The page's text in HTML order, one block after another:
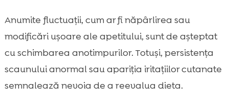
Anumite fluctuații, cum ar fi năpârlirea sau
modificări ușoare ale apetitului, sunt de așteptat
cu schimbarea anotimpurilor. Totuși, persistența
scaunului anormal sau apariția iritațiilor cutanate
semnalează nevoia de a reevalua dieta.